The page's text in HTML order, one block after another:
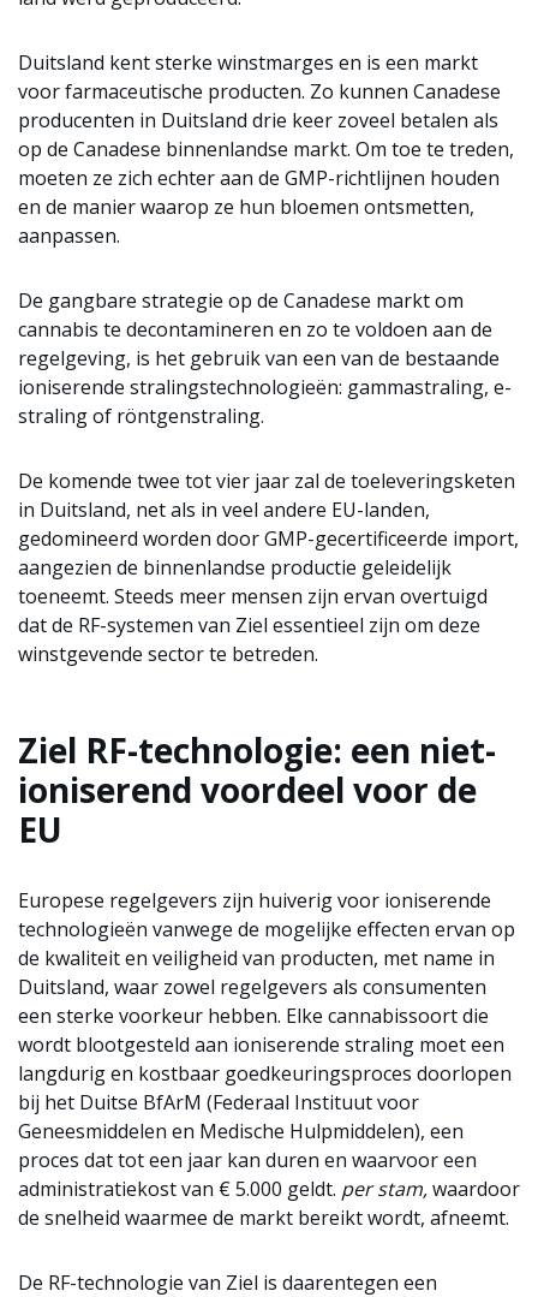
Duitsland kent sterke winstmarges en is een markt
voor farmaceutische producten. Zo kunnen Canadese
producenten in Duitsland drie keer zoveel betalen als
op de Canadese binnenlandse markt. Om toe te treden,
moeten ze zich echter aan de GMP-richtlijnen houden
en de manier waarop ze hun bloemen ontsmetten,
aanpassen.
De gangbare strategie op de Canadese markt om
cannabis te decontamineren en zo te voldoen aan de
regelgeving, is het gebruik van een van de bestaande
ioniserende stralingstechnologieën: gammastraling, e-
straling of röntgenstraling.
De komende twee tot vier jaar zal de toeleveringsketen
in Duitsland, net als in veel andere EU-landen,
gedomineerd worden door GMP-gecertificeerde import,
aangezien de binnenlandse productie geleidelijk
toeneemt. Steeds meer mensen zijn ervan overtuigd
dat de RF-systemen van Ziel essentieel zijn om deze
winstgevende sector te betreden.
Ziel RF-technologie: een niet-
ioniserend voordeel voor de
EU
Europese regelgevers zijn huiverig voor ioniserende
technologieën vanwege de mogelijke effecten ervan op
de kwaliteit en veiligheid van producten, met name in
Duitsland, waar zowel regelgevers als consumenten
een sterke voorkeur hebben. Elke cannabissoort die
wordt blootgesteld aan ioniserende straling moet een
langdurig en kostbaar goedkeuringsproces doorlopen
bij het Duitse BfArM (Federaal Instituut voor
Geneesmiddelen en Medische Hulpmiddelen), een
proces dat tot een jaar kan duren en waarvoor een
administratiekost van € 5.000 geldt. per stam,waardoor
de snelheid waarmee de markt bereikt wordt, afneemt.
De RF-technologie van Ziel is daarentegen een